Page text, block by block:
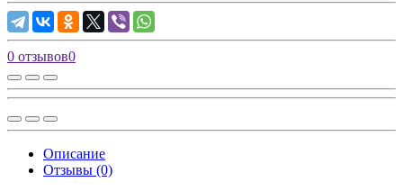
0 отзывов0
Описание
Отзывы (0)